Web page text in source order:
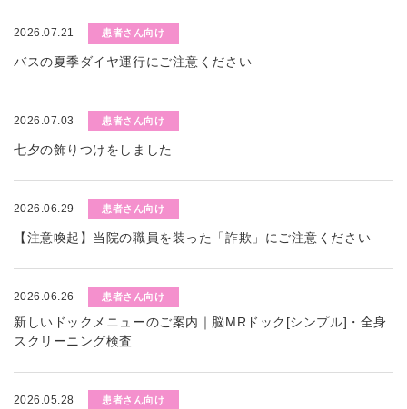
2026.07.21 患者さん向け
バスの夏季ダイヤ運行にご注意ください
2026.07.03 患者さん向け
七夕の飾りつけをしました
2026.06.29 患者さん向け
【注意喚起】当院の職員を装った「詐欺」にご注意ください
2026.06.26 患者さん向け
新しいドックメニューのご案内｜脳MRドック[シンプル]・全身
スクリーニング検査
2026.05.28 患者さん向け